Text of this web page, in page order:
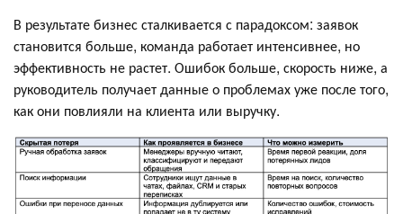
В результате бизнес сталкивается с парадоксом: заявок
становится больше, команда работает интенсивнее, но
эффективность не растет. Ошибок больше, скорость ниже, а
руководитель получает данные о проблемах уже после того,
как они повлияли на клиента или выручку.